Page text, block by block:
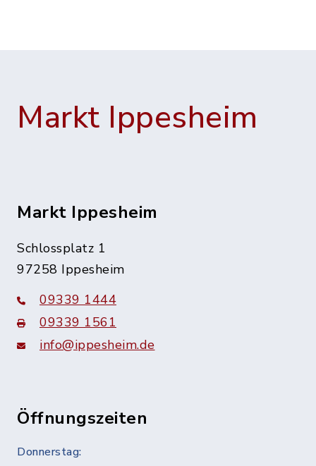
Markt Ippesheim
Markt Ippesheim
Schlossplatz 1
97258 Ippesheim
09339 1444
09339 1561
info@ippesheim.de
Öffnungszeiten
Donnerstag: